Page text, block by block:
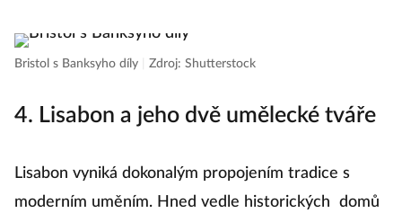
Bristol s Banksyho díly Zdroj: Shutterstock
4. Lisabon a jeho dvě umělecké tváře
Lisabon vyniká dokonalým propojením tradice s
moderním uměním. Hned vedle historických domů